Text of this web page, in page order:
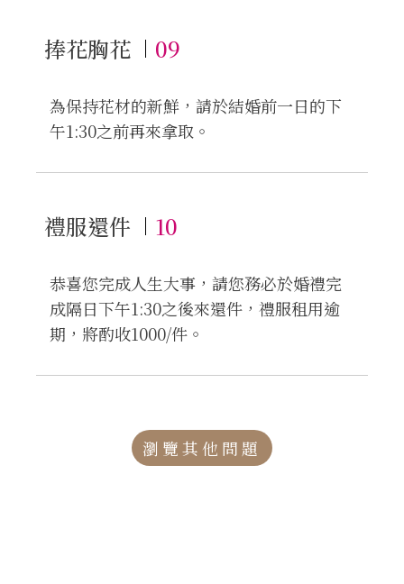
捧花胸花 09
為保持花材的新鮮，請於結婚前一日的下
午1:30之前再來拿取。
禮服還件 10
恭喜您完成人生大事，請您務必於婚禮完
成隔日下午1:30之後來還件，禮服租用逾
期，將酌收1000/件。
瀏覽其他問題